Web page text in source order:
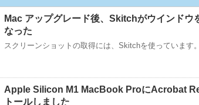
Mac アップグレード後、Skitchがウインドウ
なった
スクリーンショットの取得には、Skitchを使っています
Apple Silicon M1 MacBook ProにAcrobat
トールしました